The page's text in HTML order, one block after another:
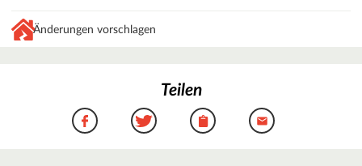
Änderungen vorschlagen
Teilen